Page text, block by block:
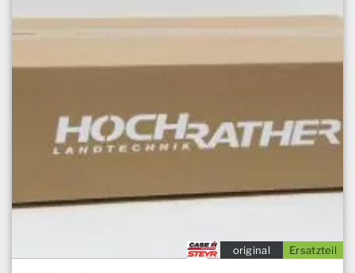
Ersatzteil
original